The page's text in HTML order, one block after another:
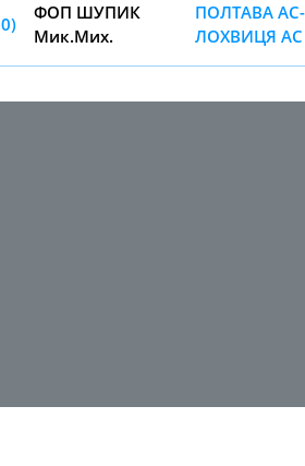
ФОП ШУПИК
Мик.Мих.
ПОЛТАВА
ЛОХВИЦЯ АС